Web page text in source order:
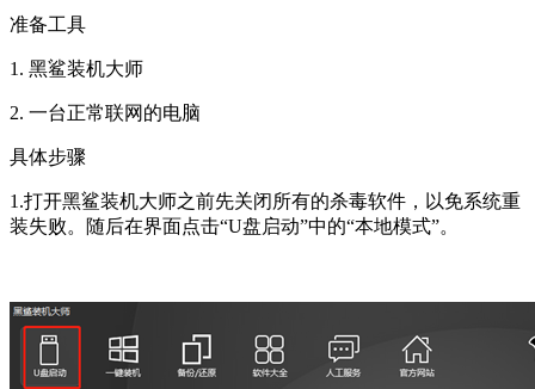
准备工具
1. 黑鲨装机大师
2. 一台正常联网的电脑
具体步骤
1.打开黑鲨装机大师之前先关闭所有的杀毒软件，以免系统重
装失败。随后在界面点击“U盘启动”中的“本地模式”。